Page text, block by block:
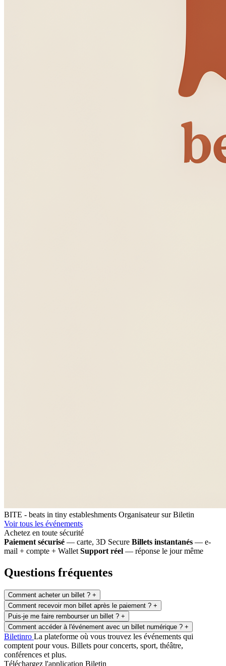
BITE - beats in tiny estableshments Organisateur sur Biletin
Voir tous les événements
Achetez en toute sécurité
Paiement sécurisé — carte, 3D Secure Billets instantanés — e-
mail + compte + Wallet Support réel — réponse le jour même
Questions fréquentes
Comment acheter un billet ? +
Comment recevoir mon billet après le paiement ? +
Puis-je me faire rembourser un billet ? +
Comment accéder à l'événement avec un billet numérique ? +
Biletinro La plateforme où vous trouvez les événements qui
comptent pour vous. Billets pour concerts, sport, théâtre,
conférences et plus.
Téléchargez l'application Biletin